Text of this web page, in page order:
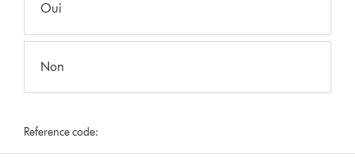
Oui
Non
Reference code: